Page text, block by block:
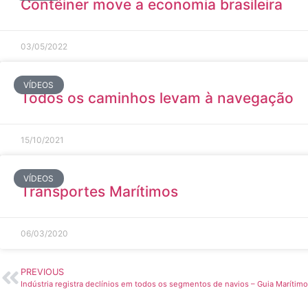
Contêiner move a economia brasileira
03/05/2022
VÍDEOS
Todos os caminhos levam à navegação
15/10/2021
VÍDEOS
Transportes Marítimos
06/03/2020
PREVIOUS
Indústria registra declínios em todos os segmentos de navios – Guia Marítimo